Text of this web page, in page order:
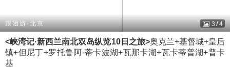
3 /4
跟团游·北京
<峡湾记·新西兰南北双岛纵览10日之旅>奥克兰+基督城+皇后
镇+但尼丁+罗托鲁阿-蒂卡波湖+瓦那卡湖+瓦卡蒂普湖+普卡
基